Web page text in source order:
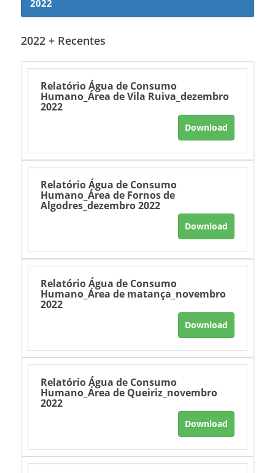
2022
2022 + Recentes
Relatório Água de Consumo
Humano_Área de Vila Ruiva_dezembro
2022
Download
Relatório Água de Consumo
Humano_Área de Fornos de
Algodres_dezembro 2022
Download
Relatório Água de Consumo
Humano_Área de matança_novembro
2022
Download
Relatório Água de Consumo
Humano_Área de Queiriz_novembro
2022
Download